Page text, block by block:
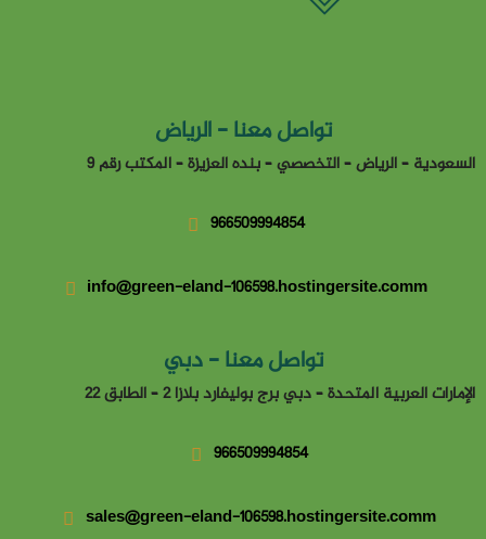
تواصل معنا - الرياض
السعودية – الرياض – التخصصي – بنده العزيزة – المكتب رقم 9
966509994854
info@green-eland-106598.hostingersite.comm
تواصل معنا - دبي
الإمارات العربية المتحدة – دبي برج بوليفارد بلازا 2 – الطابق 22
966509994854
sales@green-eland-106598.hostingersite.comm